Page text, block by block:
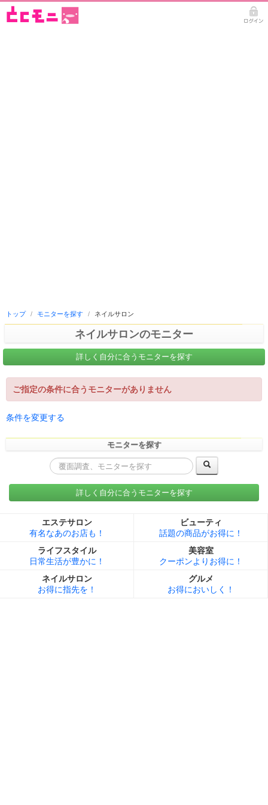
トップ / モニターを探す / ネイルサロン
ネイルサロンのモニター
詳しく自分に合うモニターを探す
ご指定の条件に合うモニターがありません
条件を変更する
モニターを探す
詳しく自分に合うモニターを探す
エステサロン
有名なあのお店も！
ビューティ
話題の商品がお得に！
ライフスタイル
日常生活が豊かに！
美容室
クーポンよりお得に！
ネイルサロン
お得に指先を！
グルメ
お得においしく！